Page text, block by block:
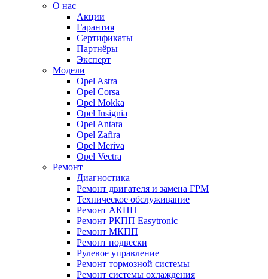
О нас
Акции
Гарантия
Сертификаты
Партнёры
Эксперт
Модели
Opel Astra
Opel Corsa
Opel Mokka
Opel Insignia
Opel Antara
Opel Zafira
Opel Meriva
Opel Vectra
Ремонт
Диагностика
Ремонт двигателя и замена ГРМ
Техническое обслуживание
Ремонт АКПП
Ремонт РКПП Easytronic
Ремонт МКПП
Ремонт подвески
Рулевое управление
Ремонт тормозной системы
Ремонт системы охлаждения